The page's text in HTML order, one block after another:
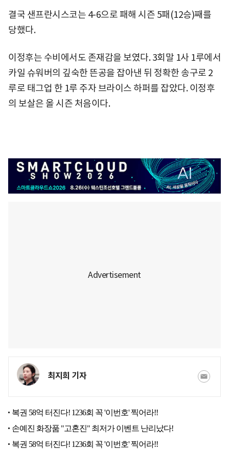
결국 샌프란시스코는 4-6으로 패해 시즌 5패(12승)째를
당했다.
이정후는 수비에서도 존재감을 보였다. 3회말 1사 1루에서
카일 슈워버의 깊숙한 뜬공을 잡아낸 뒤 정확한 송구로 2
루로 태그업 한 1루 주자 브라이스 하퍼를 잡았다. 이정후
의 보살은 올 시즌 처음이다.
최지희 기자